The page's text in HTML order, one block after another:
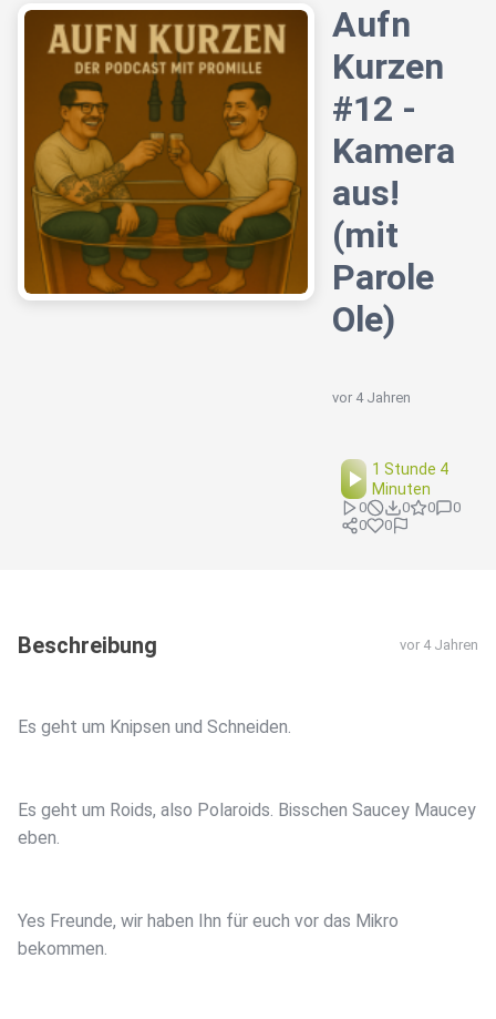
Aufn
Kurzen
#12 -
Kamera
aus!
(mit
Parole
Ole)
vor 4 Jahren
1 Stunde 4
Minuten
0 0 0
0
0
0
Beschreibung vor 4 Jahren
Es geht um Knipsen und Schneiden.
Es geht um Roids, also Polaroids. Bisschen Saucey Maucey
eben.
Yes Freunde, wir haben Ihn für euch vor das Mikro
bekommen.